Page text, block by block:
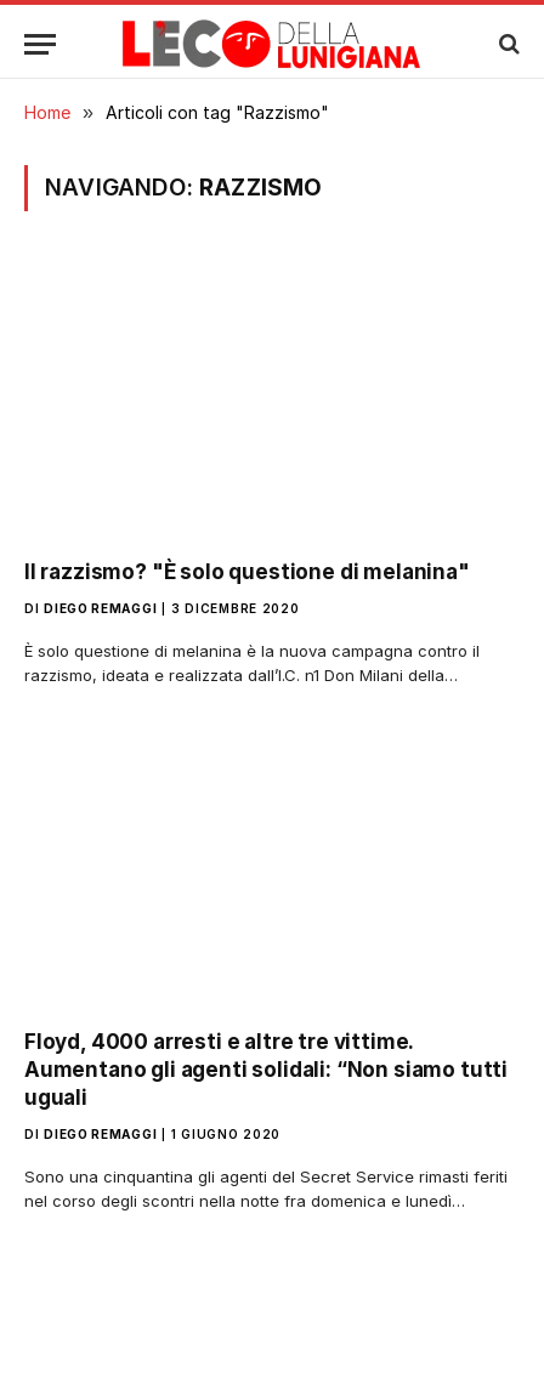
Home » Articoli con tag "Razzismo"
NAVIGANDO: RAZZISMO
Il razzismo? "È solo questione di melanina"
DI DIEGO REMAGGI 3 DICEMBRE 2020
È solo questione di melanina è la nuova campagna contro il
razzismo, ideata e realizzata dall’I.C. n1 Don Milani della…
Floyd, 4000 arresti e altre tre vittime.
Aumentano gli agenti solidali: “Non siamo tutti
uguali
DI DIEGO REMAGGI 1 GIUGNO 2020
Sono una cinquantina gli agenti del Secret Service rimasti feriti
nel corso degli scontri nella notte fra domenica e lunedì…